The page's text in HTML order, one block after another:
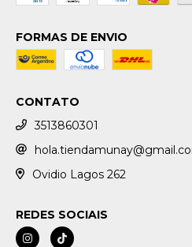
FORMAS DE ENVIO
CONTATO
3513860301
Ovidio Lagos 262
REDES SOCIAIS